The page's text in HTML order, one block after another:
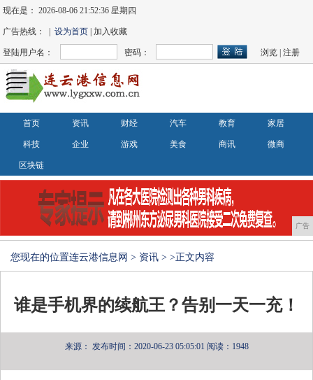
现在是：2026-08-06 21:52:37 星期四
广告热线： |设为首页 | 加入收藏
登陆用户名： 密码： 浏览 |注册
首页 资讯 财经 汽车 教育 家居
科技 企业 游戏 美食 商讯 微商
区块链
广告
您现在的位置连云港信息网 > 资讯 > >正文内容
谁是手机界的续航王？告别一天一充！
来源： 发布时间：2020-06-23 05:05:01 阅读：1948